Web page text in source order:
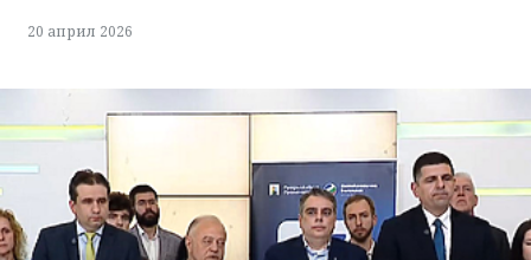
20 април 2026